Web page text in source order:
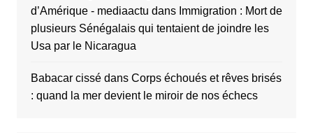
d’Amérique - mediaactu dans Immigration : Mort de
plusieurs Sénégalais qui tentaient de joindre les
Usa par le Nicaragua
Babacar cissédans Corps échoués et rêves brisés
: quand la mer devient le miroir de nos échecs